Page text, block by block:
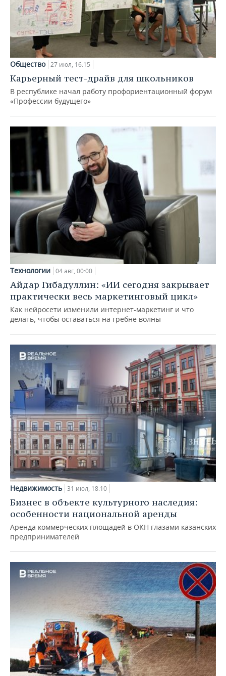
Общество 27 июл, 16:15
Карьерный тест-драйв для школьников
В республике начал работу профориентационный форум
«Профессии будущего»
Технологии 04 авг, 00:00
Айдар Гибадуллин: «ИИ сегодня закрывает
практически весь маркетинговый цикл»
Как нейросети изменили интернет-маркетинг и что
делать, чтобы оставаться на гребне волны
Недвижимость 31 июл, 18:10
Бизнес в объекте культурного наследия:
особенности национальной аренды
Аренда коммерческих площадей в ОКН глазами казанских
предпринимателей